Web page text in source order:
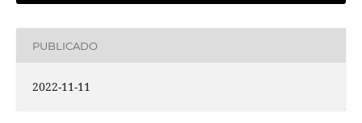
PUBLICADO
2022-11-11